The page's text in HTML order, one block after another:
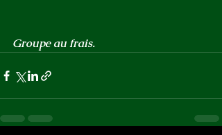
Groupe au frais.